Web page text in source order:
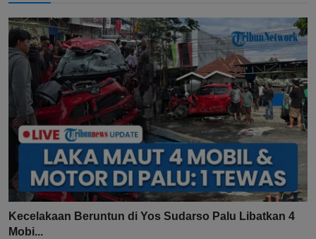
Kecelakaan Beruntun di Yos Sudarso Palu Libatkan 4
Mobi...